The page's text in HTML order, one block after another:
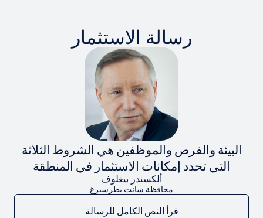
رسالة الاستثمار
البيئة والفرص والموظفين هي الشروط الثلاثة
التي تحدد إمكانات الاستثمار في المنطقة
ألكسندر بيغلوف
محافظة سانت بطرسبرغ
قرأ النص الكامل للرسالة